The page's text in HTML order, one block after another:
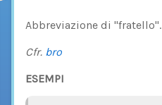
Abbreviazione di "fratello".
Cfr. bro
ESEMPI